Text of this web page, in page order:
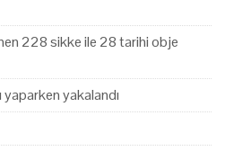
228 sikke ile 28 tarihi obje
yakalandı